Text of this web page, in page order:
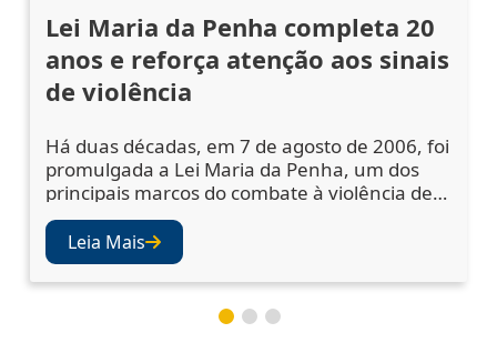
Lei Maria da Penha completa 20
anos e reforça atenção aos sinais
de violência
Há duas décadas, em 7 de agosto de 2006, foi
promulgada a Lei Maria da Penha, um dos
principais marcos do combate à violência de
gênero no Brasil. A legislação ampliou os
mecanismos de prevenção, acolhimento das
vítimas e punição dos agressores, mas
também abriu os olhos da sociedade e das
instituições para a importância de se atentar
aos sinais de violência. Juízes e desembargad
Leia Mais